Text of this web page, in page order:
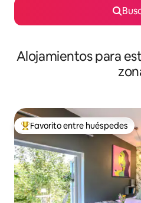
Alojamientos para
De los mejores en Favorito
Favorito entre huéspedes